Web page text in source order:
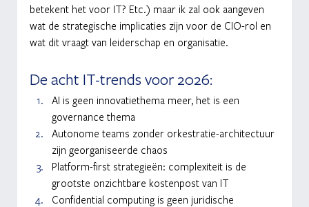
betekent het voor IT? Etc.) maar ik zal ook aangeven
wat de strategische implicaties zijn voor de CIO-rol en
wat dit vraagt van leiderschap en organisatie.
De acht IT-trends voor 2026:
AI is geen innovatiethema meer, het is een
governance thema
Autonome teams zonder orkestratie-architectuur
zijn georganiseerde chaos
Platform-first strategieën: complexiteit is de
grootste onzichtbare kostenpost van IT
Confidential computing is geen juridische